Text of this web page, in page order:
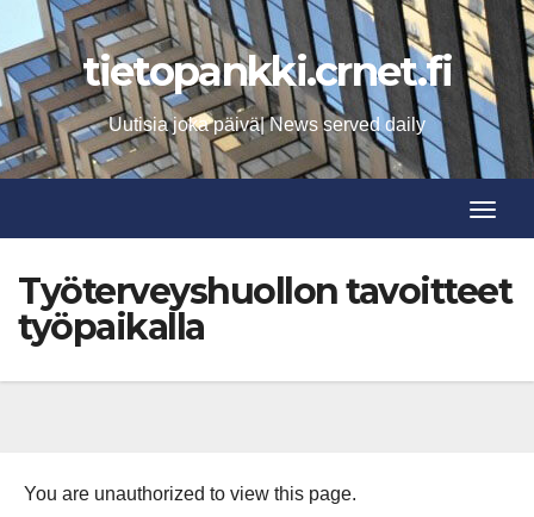
to
content
tietopankki.crnet.fi
Uutisia joka päivä| News served daily
Työterveyshuollon tavoitteet
työpaikalla
You are unauthorized to view this page.